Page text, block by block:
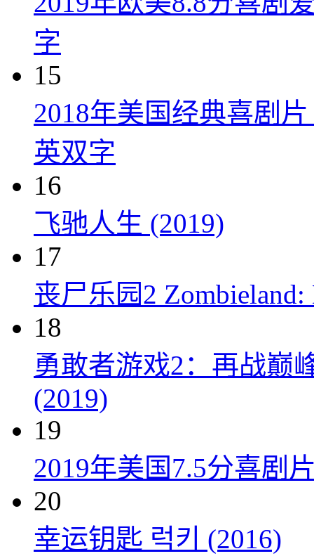
字
15
2018年美国经典喜剧
英双字
16
飞驰人生 (2019)
17
丧尸乐园2 Zombieland:
18
勇敢者游戏2：再战巅
(2019)
19
2019年美国7.5分喜剧
20
幸运钥匙 럭키 (2016)